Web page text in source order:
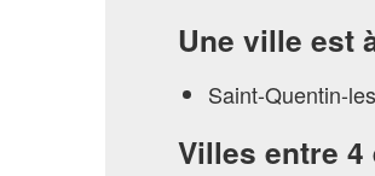
Une ville est
Saint-Quentin-
Villes entre 4